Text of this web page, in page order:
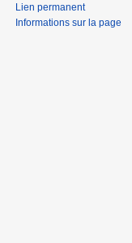
Lien permanent
Informations sur la page